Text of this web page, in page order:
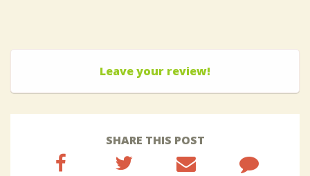
Leave your review!
SHARE THIS POST